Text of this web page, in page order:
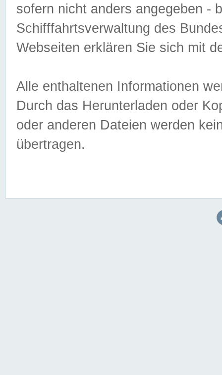
sofern nicht anders angegeben -
Schifffahrtsverwaltung des
Webseiten erklären Sie sich mit
Alle enthaltenen Informationen
Durch das Herunterladen oder
oder anderen Dateien werden
übertragen.